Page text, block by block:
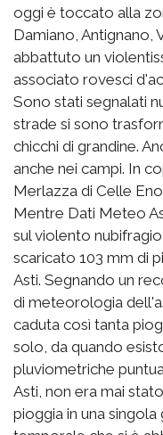
oggi è toccato alla
Damiano, Antignano,
abbattuto un
associato rovesci
Sono stati segnalati
strade si sono
chicchi di grandine.
anche nei campi. In
Merlazza di Celle
Mentre Dati Meteo
sul violento
scaricato 103 mm di
Asti. Segnando un
di meteorologia
caduta così tanta
solo, da quando
pluviometriche
Asti, non era mai
pioggia in una